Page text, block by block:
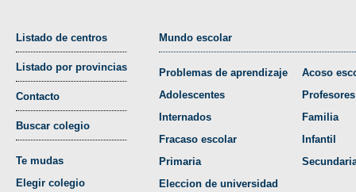
Listado de centros
Listado por provincias
Contacto
Buscar colegio
Te mudas
Elegir colegio
Mundo escolar
Problemas de aprendizaje
Adolescentes
Internados
Fracaso escolar
Primaria
Eleccion de universidad
Acoso
Profesores
Familia
Infantil